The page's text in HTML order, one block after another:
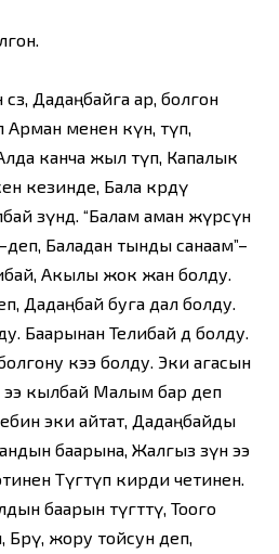
Дадаңбайга ар, болгон
менен күн, өтүп,
канча жыл өтүп, Капалык
кезинде, Бала көрдү
өзүндө. “Балам аман жүрсүн
Баладан тынды санаам”–
Акылы жок жан болду.
Дадаңбай буга дал болду.
Баарынан Телибай дөө болду.
кээ болду. Эки агасын
ээ кылбай Малым бар деп
эки айтат, Дадаңбайды
баарына, Жалгыз өзүн ээ
Түгөтүп кирди четинен.
баарын түгөттү, Тоого
жору тойсун деп,